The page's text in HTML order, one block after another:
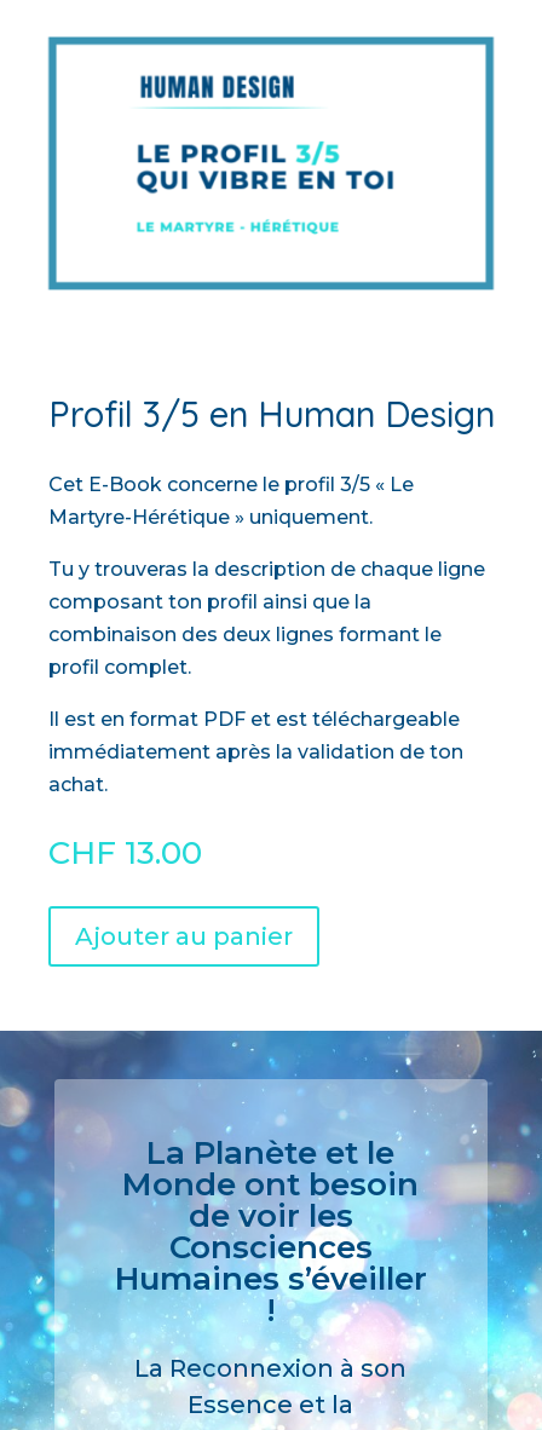
Profil 3/5 en Human Design
Cet E-Book concerne le profil 3/5 « Le
Martyre-Hérétique » uniquement.
Tu y trouveras la description de chaque ligne
composant ton profil ainsi que la
combinaison des deux lignes formant le
profil complet.
Il est en format PDF et est téléchargeable
immédiatement après la validation de ton
achat.
CHF 13.00
Ajouter au panier
n
t
i
v
e
:
La Planète et le
Monde ont besoin
de voir les
Consciences
Humaines s’éveiller
!
La Reconnexion à son
Essence et la